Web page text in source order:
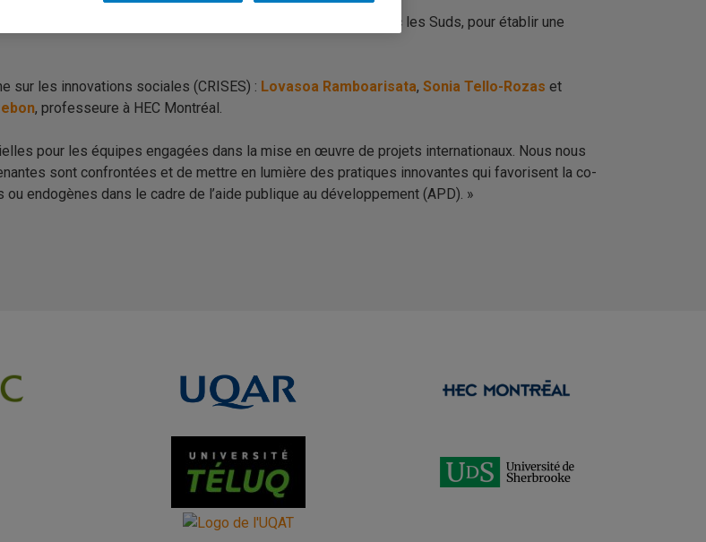
responsables de gestion de projets internationaux avec les Suds, pour établir une
sur les innovations sociales (CRISES) : Lovasoa Ramboarisata, Sonia Tello-Rozas et
, professeure à HEC Montréal .
pour les équipes engagées dans la mise en œuvre de projets internationaux. Nous nous
sont confrontées et de mettre en lumière des pratiques innovantes qui favorisent la co-
endogènes dans le cadre de l’aide publique au développement (APD). »